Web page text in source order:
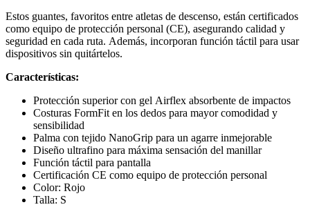
Estos guantes, favoritos entre atletas de descenso, están certificados
como equipo de protección personal (CE), asegurando calidad y
seguridad en cada ruta. Además, incorporan función táctil para usar
dispositivos sin quitártelos.
Características:
Protección superior con gel Airflex absorbente de impactos
Costuras FormFit en los dedos para mayor comodidad y
sensibilidad
Palma con tejido NanoGrip para un agarre inmejorable
Diseño ultrafino para máxima sensación del manillar
Función táctil para pantalla
Certificación CE como equipo de protección personal
Color: Rojo
Talla: S